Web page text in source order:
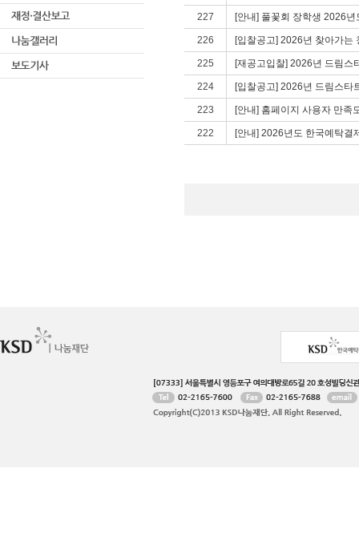
227 [안내] 풀꽃회 장학생 2026
226 [입찰공고] 2026년 찾아가는
225 [재공고입찰] 2026년 드림스
224 [입찰공고] 2026년 드림스타
223 [안내] 홈페이지 사용자 만족
222 [안내] 2026년도 한국예탁결